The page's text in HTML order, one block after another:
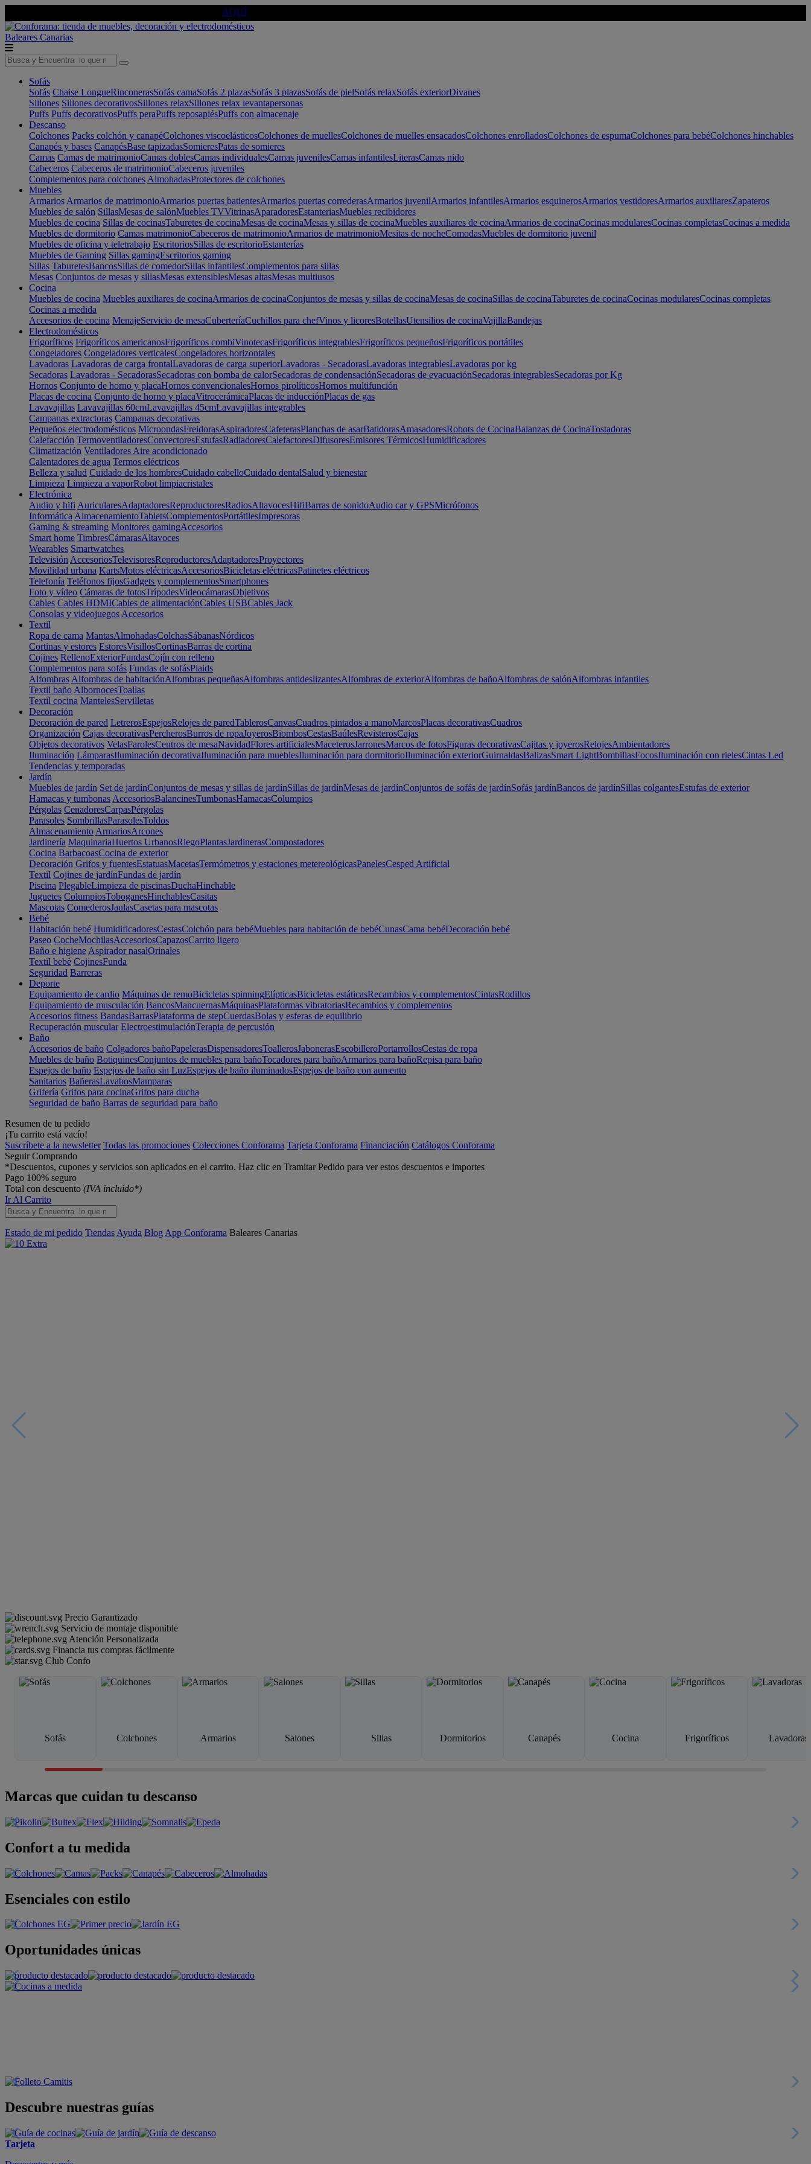
AQUÍ
Baleares Canarias
Sofás
Sofás Chaise LongueRinconerasSofás camaSofás 2 plazasSofás 3 plazasSofás de pielSofás relaxSofás exteriorDivanes
Sillones Sillones decorativosSillones relaxSillones relax levantapersonas
Puffs Puffs decorativosPuffs peraPuffs reposapiésPuffs con almacenaje
Descanso
Colchones Packs colchón y canapéColchones viscoelásticosColchones de muellesColchones de muelles ensacadosColchones enrolladosColchones de espumaColchones para bebéColchones hinchables
Canapés y bases CanapésBase tapizadasSomieresPatas de somieres
Camas Camas de matrimonioCamas doblesCamas individualesCamas juvenilesCamas infantilesLiterasCamas nido
Cabeceros Cabeceros de matrimonioCabeceros juveniles
Complementos para colchones AlmohadasProtectores de colchones
Muebles
Armarios Armarios de matrimonioArmarios puertas batientesArmarios puertas correderasArmarios juvenilArmarios infantilesArmarios esquinerosArmarios vestidoresArmarios auxiliaresZapateros
Muebles de salón SillasMesas de salónMuebles TVVitrinasAparadoresEstanteriasMuebles recibidores
Muebles de cocina Sillas de cocinasTaburetes de cocinaMesas de cocinaMesas y sillas de cocinaMuebles auxiliares de cocinaArmarios de cocinaCocinas modularesCocinas completasCocinas a medida
Muebles de dormitorio Camas matrimonioCabeceros de matrimonioArmarios de matrimonioMesitas de nocheComodasMuebles de dormitorio juvenil
Muebles de oficina y teletrabajo EscritoriosSillas de escritorioEstanterías
Muebles de Gaming Sillas gamingEscritorios gaming
Sillas TaburetesBancosSillas de comedorSillas infantilesComplementos para sillas
Mesas Conjuntos de mesas y sillasMesas extensiblesMesas altasMesas multiusos
Cocina
Muebles de cocina Muebles auxiliares de cocinaArmarios de cocinaConjuntos de mesas y sillas de cocinaMesas de cocinaSillas de cocinaTaburetes de cocinaCocinas modularesCocinas completas
Cocinas a medida
Accesorios de cocina MenajeServicio de mesaCuberteríaCuchillos para chefVinos y licoresBotellasUtensilios de cocinaVajillaBandejas
Electrodomésticos
Frigoríficos Frigoríficos americanosFrigoríficos combiVinotecasFrigoríficos integrablesFrigoríficos pequeñosFrigoríficos portátiles
Congeladores Congeladores verticalesCongeladores horizontales
Lavadoras Lavadoras de carga frontalLavadoras de carga superiorLavadoras - SecadorasLavadoras integrablesLavadoras por kg
Secadoras Lavadoras - SecadorasSecadoras con bomba de calorSecadoras de condensaciónSecadoras de evacuaciónSecadoras integrablesSecadoras por Kg
Hornos Conjunto de horno y placaHornos convencionalesHornos pirolíticosHornos multifunción
Placas de cocina Conjunto de horno y placaVitrocerámicaPlacas de inducciónPlacas de gas
Lavavajillas Lavavajillas 60cmLavavajillas 45cmLavavajillas integrables
Campanas extractoras Campanas decorativas
Pequeños electrodomésticos MicroondasFreidorasAspiradoresCafeterasPlanchas de asarBatidorasAmasadoresRobots de CocinaBalanzas de CocinaTostadoras
Calefacción TermoventiladoresConvectoresEstufasRadiadoresCalefactoresDifusoresEmisores TérmicosHumidificadores
Climatización Ventiladores Aire acondicionado
Calentadores de agua Termos eléctricos
Belleza y salud Cuidado de los hombresCuidado cabelloCuidado dentalSalud y bienestar
Limpieza Limpieza a vaporRobot limpiacristales
Electrónica
Audio y hifi AuricularesAdaptadoresReproductoresRadiosAltavocesHifiBarras de sonidoAudio car y GPSMicrófonos
Informática AlmacenamientoTabletsComplementosPortátilesImpresoras
Gaming & streaming Monitores gamingAccesorios
Smart home TimbresCámarasAltavoces
Wearables Smartwatches
Televisión AccesoriosTelevisoresReproductoresAdaptadoresProyectores
Movilidad urbana KartsMotos eléctricasAccesoriosBicicletas eléctricasPatinetes eléctricos
Telefonía Teléfonos fijosGadgets y complementosSmartphones
Foto y vídeo Cámaras de fotosTrípodesVideocámarasObjetivos
Cables Cables HDMICables de alimentaciónCables USBCables Jack
Consolas y videojuegos Accesorios
Textil
Ropa de cama MantasAlmohadasColchasSábanasNórdicos
Cortinas y estores EstoresVisillosCortinasBarras de cortina
Cojines RellenoExteriorFundasCojín con relleno
Complementos para sofás Fundas de sofásPlaids
Alfombras Alfombras de habitaciónAlfombras pequeñasAlfombras antideslizantesAlfombras de exteriorAlfombras de bañoAlfombras de salónAlfombras infantiles
Textil baño AlbornocesToallas
Textil cocina MantelesServilletas
Decoración
Decoración de pared LetrerosEspejosRelojes de paredTablerosCanvasCuadros pintados a manoMarcosPlacas decorativasCuadros
Organización Cajas decorativasPercherosBurros de ropaJoyerosBiombosCestasBaúlesRevisterosCajas
Objetos decorativos VelasFarolesCentros de mesaNavidadFlores artificialesMaceterosJarronesMarcos de fotosFiguras decorativasCajitas y joyerosRelojesAmbientadores
Iluminación LámparasIluminación decorativaIluminación para mueblesIluminación para dormitorioIluminación exteriorGuirnaldasBalizasSmart LightBombillasFocosIluminación con rielesCintas Led
Tendencias y temporadas
Jardín
Muebles de jardín Set de jardínConjuntos de mesas y sillas de jardínSillas de jardínMesas de jardínConjuntos de sofás de jardínSofás jardínBancos de jardínSillas colgantesEstufas de exterior
Hamacas y tumbonas AccesoriosBalancinesTumbonasHamacasColumpios
Pérgolas CenadoresCarpasPérgolas
Parasoles SombrillasParasolesToldos
Almacenamiento ArmariosArcones
Jardinería MaquinariaHuertos UrbanosRiegoPlantasJardinerasCompostadores
Cocina BarbacoasCocina de exterior
Decoración Grifos y fuentesEstatuasMacetasTermómetros y estaciones metereológicasPanelesCesped Artificial
Textil Cojines de jardínFundas de jardín
Piscina PlegableLimpieza de piscinasDuchaHinchable
Juguetes ColumpiosToboganesHinchablesCasitas
Mascotas ComederosJaulasCasetas para mascotas
Bebé
Habitación bebé HumidificadoresCestasColchón para bebéMuebles para habitación de bebéCunasCama bebéDecoración bebé
Paseo CocheMochilasAccesoriosCapazosCarrito ligero
Baño e higiene Aspirador nasalOrinales
Textil bebé CojinesFunda
Seguridad Barreras
Deporte
Equipamiento de cardio Máquinas de remoBicicletas spinningElípticasBicicletas estáticasRecambios y complementosCintasRodillos
Equipamiento de musculación BancosMancuernasMáquinasPlataformas vibratoriasRecambios y complementos
Accesorios fitness BandasBarrasPlataforma de stepCuerdasBolas y esferas de equilibrio
Recuperación muscular ElectroestimulaciónTerapia de percusión
Baño
Accesorios de baño Colgadores bañoPapelerasDispensadoresToallerosJabonerasEscobilleroPortarrollosCestas de ropa
Muebles de baño BotiquinesConjuntos de muebles para bañoTocadores para bañoArmarios para bañoRepisa para baño
Espejos de baño Espejos de baño sin LuzEspejos de baño iluminadosEspejos de baño con aumento
Sanitarios BañerasLavabosMamparas
Grifería Grifos para cocinaGrifos para ducha
Seguridad de baño Barras de seguridad para baño
Resumen de tu pedido
¡Tu carrito está vacío!
Suscríbete a la newsletter Todas las promociones Colecciones Conforama Tarjeta Conforama Financiación Catálogos Conforama
Seguir Comprando
*Descuentos, cupones y servicios son aplicados en el carrito. Haz clic en Tramitar Pedido para ver estos descuentos e importes
Pago 100% seguro
Total con descuento (IVA incluido*)
Ir Al Carrito
Estado de mi pedido Tiendas Ayuda Blog App Conforama Baleares Canarias
Precio Garantizado
Servicio de montaje disponible
Atención Personalizada
Financia tus compras fácilmente
Club Confo
Sofás Colchones Armarios Salones Sillas Dormitorios Canapés Cocina Frigoríficos Lavadoras
Marcas que cuidan tu descanso
Confort a tu medida
Esenciales con estilo
Oportunidades únicas
Descubre nuestras guías
Tarjeta